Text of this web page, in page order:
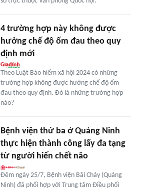
4 trường hợp này không được
hưởng chế độ ốm đau theo quy
định mới
Theo Luật Bảo hiểm xã hội 2024 có những
trường hợp không được hưởng chế độ ốm
đau theo quy định. Đó là những trường hợp
nào?
Bệnh viện thứ ba ở Quảng Ninh
thực hiện thành công lấy đa tạng
từ người hiến chết não
Đêm ngày 25/7, Bệnh viện Bãi Cháy (Quảng
Ninh) đã phối hợp với Trung tâm Điều phối